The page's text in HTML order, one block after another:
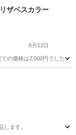
ザベスカラー
6月12日
の価格は2,000円でした。
します。